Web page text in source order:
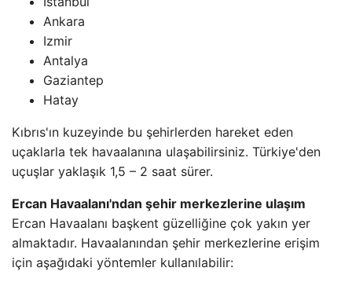
Ankara
Izmir
Antalya
Gaziantep
Hatay
Kıbrıs'ın kuzeyinde bu şehirlerden hareket eden
uçaklarla tek havaalanına ulaşabilirsiniz. Türkiye'den
uçuşlar yaklaşık 1,5 – 2 saat sürer.
Ercan Havaalanı'ndan şehir merkezlerine ulaşım
Ercan Havaalanı başkent güzelliğine çok yakın yer
almaktadır. Havaalanından şehir merkezlerine erişim
için aşağıdaki yöntemler kullanılabilir: